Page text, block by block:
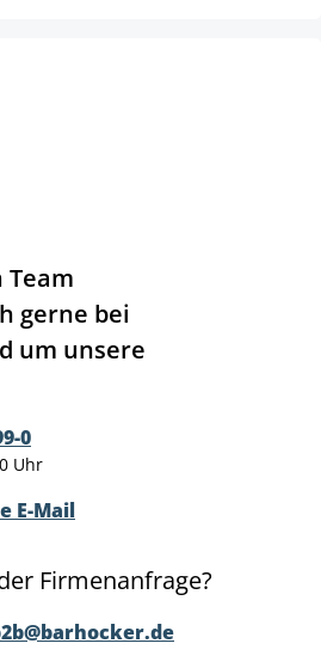
Team
gerne bei
um unsere
0
Uhr
E-Mail
Firmenanfrage?